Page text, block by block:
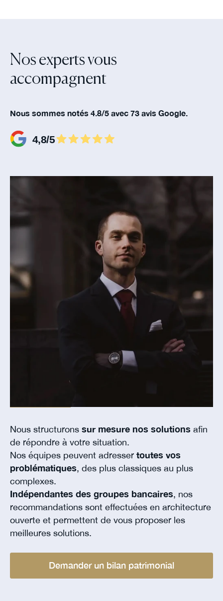
Nos experts vous
accompagnent‍
Nous sommes notés 4.8/5 avec 73 avis Google.
Nous structurons sur mesure nos solutions afin
de répondre à votre situation.
Nos équipes peuvent adresser toutes vos
problématiques, des plus classiques au plus
complexes.
Indépendantes des groupes bancaires, nos
recommandations sont effectuées en architecture
ouverte et permettent de vous proposer les
meilleures solutions.
Demander un bilan patrimonial